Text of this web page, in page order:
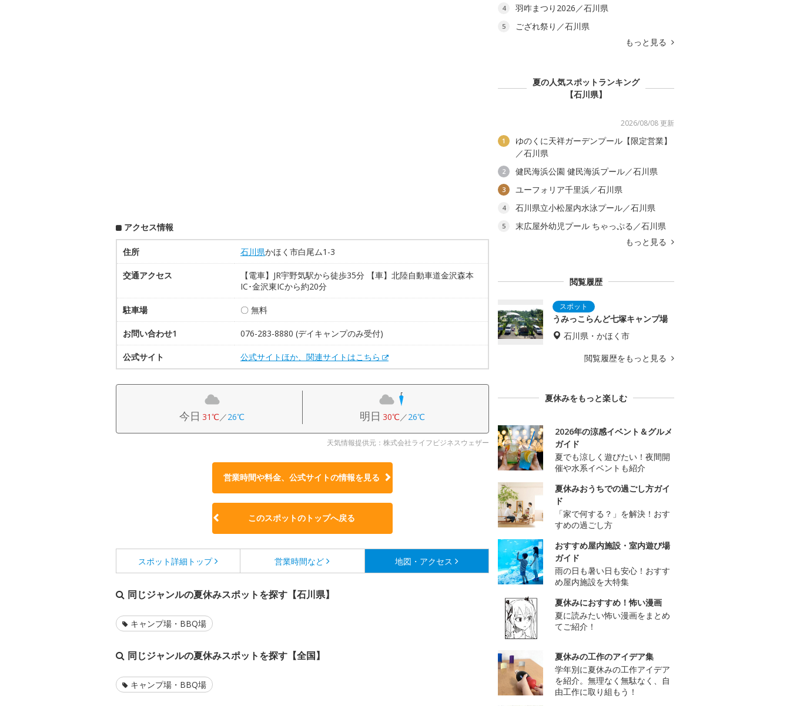
アクセス情報
住所 石川県かほく市白尾ム1-3
交通アクセス
【電車】JR宇野気駅から徒歩35分 【車】北陸自動車道金沢森本
IC･金沢東ICから約20分
駐車場 〇 無料
お問い合わせ1 076-283-8880 (デイキャンプのみ受付)
公式サイト 公式サイトほか、関連サイトはこちら
今日 31℃／26℃ 明日 30℃／26℃
天気情報提供元：株式会社ライフビジネスウェザー
営業時間や料金、公式サイトの情報を見る
このスポットのトップへ戻る
スポット詳細 トップ 営業時間など 地図・アクセス
同じジャンルの夏休みスポットを探す【石川県】
キャンプ場・BBQ場
同じジャンルの夏休みスポットを探す【全国】
キャンプ場・BBQ場
4 羽咋まつり2026／石川県
5
ござれ祭り／石川県
もっと見る
夏の人気スポットランキング
【石川県】
2026/08/08 更新
1
ゆのくに天祥ガーデンプール【限定営業】
／石川県
2 健民海浜公園 健民海浜プール／石川県
3 ユーフォリア千里浜／石川県
4 石川県立小松屋内水泳プール／石川県
5
末広屋外幼児プール ちゃっぷる／石川県
もっと見る
閲覧履歴
うみっこらんど七塚キャンプ場
石川県・かほく市
閲覧履歴をもっと見る
夏休みをもっと楽しむ
2026年の涼感イベント＆グルメ
ガイド
夏でも涼しく遊びたい！夜間開
催や水系イベントも紹介
夏休みおうちでの過ごし方ガイ
ド
「家で何する？」を解決！おす
すめの過ごし方
おすすめ屋内施設・室内遊び場
ガイド
雨の日も暑い日も安心！おすす
め屋内施設を大特集
夏休みにおすすめ！怖い漫画
夏に読みたい怖い漫画をまとめ
てご紹介！
夏休みの工作のアイデア集
学年別に夏休みの工作アイデア
を紹介。無理なく無駄なく、自
由工作に取り組もう！